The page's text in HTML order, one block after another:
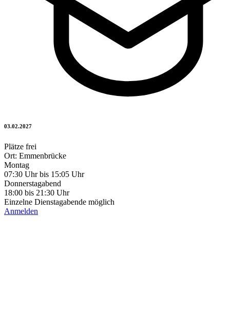
03.02.2027
Plätze frei
Ort: Emmenbrücke
Montag
07:30 Uhr bis 15:05 Uhr
Donnerstagabend
18:00 bis 21:30 Uhr
Einzelne Dienstagabende möglich
Anmelden